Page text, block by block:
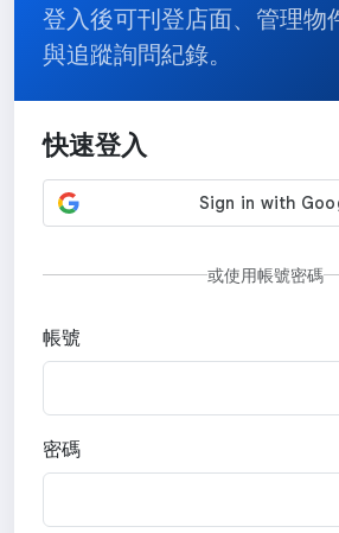
登入後可刊登店面、管理物
與追蹤詢問紀錄。
快速登入
或使用帳號密碼
帳號
密碼